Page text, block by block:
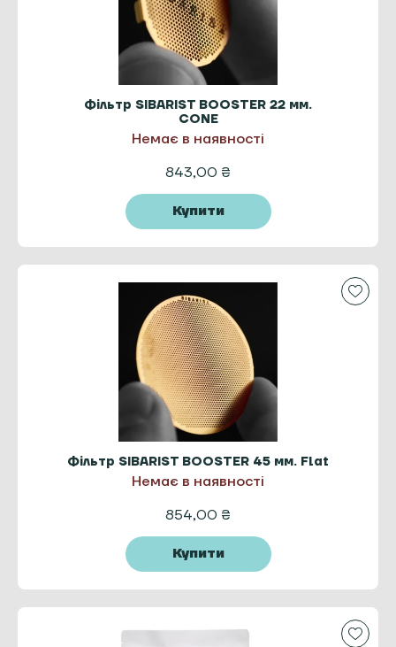
Фільтр SIBARIST BOOSTER 22 мм.
CONE
Немає в наявності
843,00 ₴
Купити
Фільтр SIBARIST BOOSTER 45 мм. Flat
Немає в наявності
854,00 ₴
Купити